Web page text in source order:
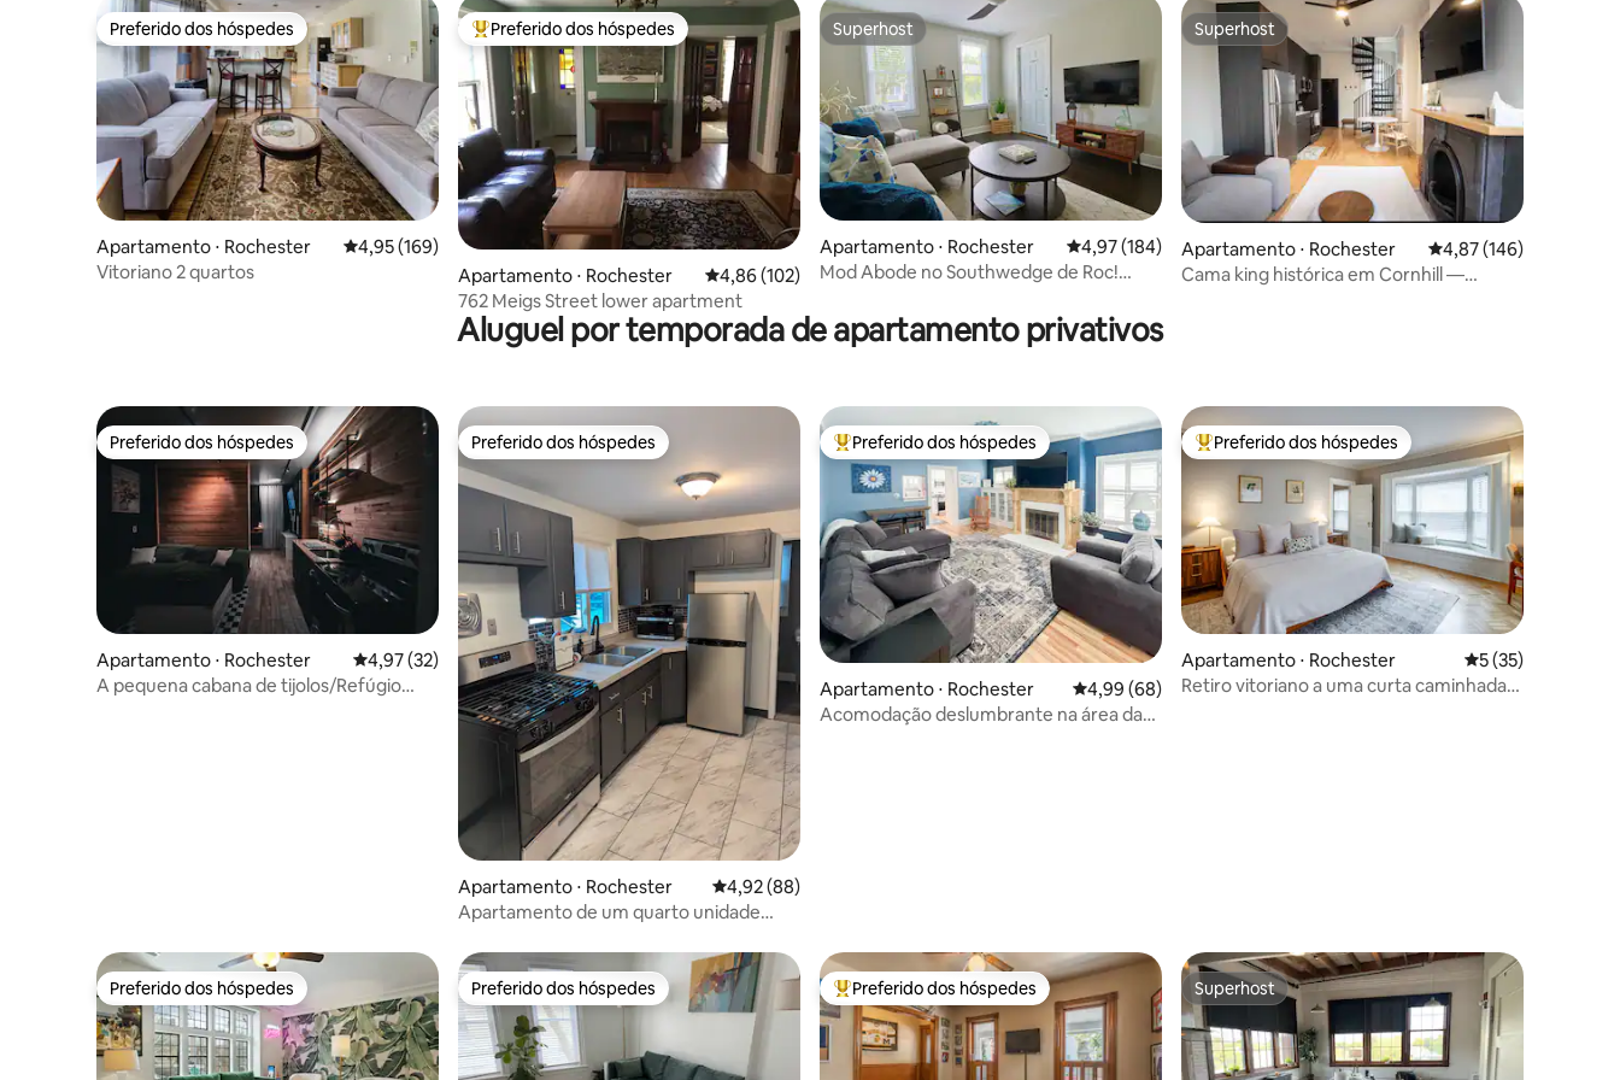
Preferido dos hóspedes
Preferido dos hóspedes
Apartamento ⋅ Rochester 4,95 de uma avaliação média de 5, 169 avaliações
4,95 (169)
Vitoriano 2 quartos
Entre os melhores preferidos dos hóspedes
Preferido dos hóspedes
Apartamento ⋅ Rochester 4,86 de uma avaliação média de 5, 102 avaliações
4,86 (102)
762 Meigs Street lower apartment
Superhost
Superhost
Apartamento ⋅ Rochester 4,97 de uma avaliação média de 5, 184 avaliações
4,97 (184)
Mod Abode no Southwedge de Roc!
Superhost
Superhost
Apartamento ⋅ Rochester 4,87 de uma avaliação
4,87 (146)
Cama king histórica em Cornhill —
Aluguel por temporada de apartamento privativos
Preferido dos hóspedes
Preferido dos hóspedes
Apartamento ⋅ Rochester 4,97 de uma avaliação média de 5, 32 avaliações
4,97 (32)
A pequena cabana de tijolos/Refúgio
Preferido dos hóspedes
Preferido dos hóspedes
Apartamento ⋅ Rochester 4,92 de uma avaliação média de 5, 88 avaliações
4,92 (88)
Apartamento de um quarto unidade
Entre os melhores preferidos dos hóspedes
Preferido dos hóspedes
Apartamento ⋅ Rochester 4,99 de uma avaliação média de 5, 68 avaliações
4,99 (68)
Acomodação deslumbrante na área da
Entre os melhores preferidos dos hóspedes
Preferido dos hóspedes
Apartamento ⋅ Rochester 5 de uma
5 (35)
Retiro vitoriano a uma curta caminhada
Preferido dos hóspedes
Preferido dos hóspedes Preferido dos hóspedes
Preferido dos hóspedes Entre os melhores preferidos dos hóspedes
Preferido dos hóspedes Superhost
Superhost